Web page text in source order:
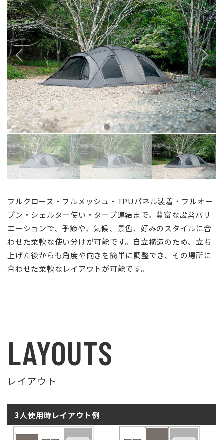
フルクローズ・フルメッシュ・TPUパネル装着・フルオー
プン・シェルター使い・タープ連結まで。豊富な設営バリ
エーションで、季節や、気候、景色、好みのスタイルに合
わせた柔軟な使い分けが可能です。自立構造のため、立ち
上げた後からも角度や向きを簡単に調整でき、その場所に
合わせた柔軟なレイアウトが可能です。
LAYOUTS
レイアウト
3人使用時レイアウト例